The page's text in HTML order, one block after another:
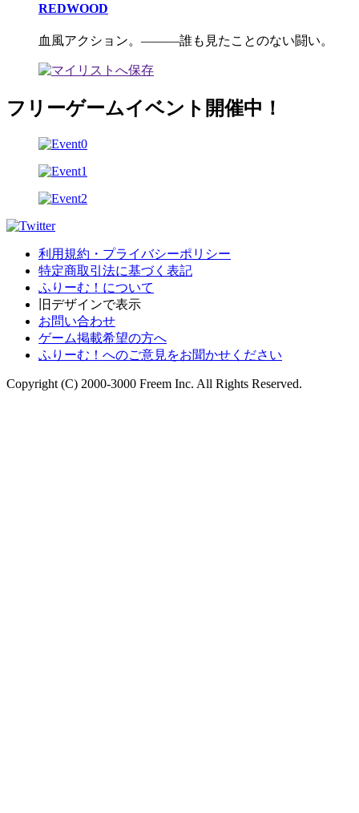
REDWOOD
血風アクション。―――誰も見たことのない闘い。
フリーゲームイベント開催中！
利用規約・プライバシーポリシー
特定商取引法に基づく表記
ふりーむ！について
旧デザインで表示
お問い合わせ
ゲーム掲載希望の方へ
ふりーむ！へのご意見をお聞かせください
Copyright (C) 2000-3000 Freem Inc. All Rights Reserved.